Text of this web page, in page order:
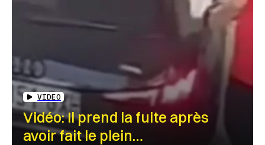
VIDEO
Vidéo: Il prend la fuite après
avoir fait le plein…